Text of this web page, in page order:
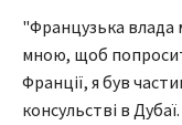
"Французька влада
мною, щоб
Франції, я був
консульстві в